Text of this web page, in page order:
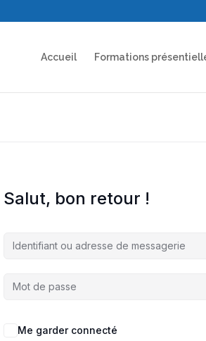
Accueil Formations
Salut, bon retour !
Me garder connecté